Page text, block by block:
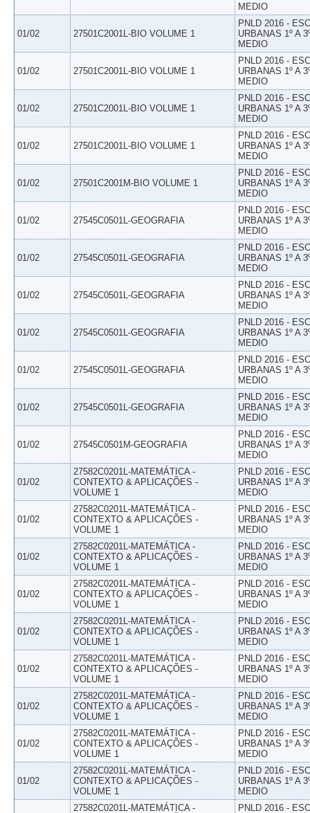
MEDIO
01/02 27501C2001L-BIO VOLUME 1
PNLD 2016 -
URBANAS 1º A
MEDIO
01/02 27501C2001L-BIO VOLUME 1
PNLD 2016 -
URBANAS 1º A
MEDIO
01/02 27501C2001L-BIO VOLUME 1
PNLD 2016 -
URBANAS 1º A
MEDIO
01/02 27501C2001L-BIO VOLUME 1
PNLD 2016 -
URBANAS 1º A
MEDIO
01/02 27501C2001M-BIO VOLUME 1
PNLD 2016 -
URBANAS 1º A
MEDIO
01/02 27545C0501L-GEOGRAFIA
PNLD 2016 -
URBANAS 1º A
MEDIO
01/02 27545C0501L-GEOGRAFIA
PNLD 2016 -
URBANAS 1º A
MEDIO
01/02 27545C0501L-GEOGRAFIA
PNLD 2016 -
URBANAS 1º A
MEDIO
01/02 27545C0501L-GEOGRAFIA
PNLD 2016 -
URBANAS 1º A
MEDIO
01/02 27545C0501L-GEOGRAFIA
PNLD 2016 -
URBANAS 1º A
MEDIO
01/02 27545C0501L-GEOGRAFIA
PNLD 2016 -
URBANAS 1º A
MEDIO
01/02 27545C0501M-GEOGRAFIA
PNLD 2016 -
URBANAS 1º A
MEDIO
01/02
27582C0201L-MATEMÁTICA -
CONTEXTO & APLICAÇÕES -
VOLUME 1
PNLD 2016 -
URBANAS 1º A
MEDIO
01/02
27582C0201L-MATEMÁTICA -
CONTEXTO & APLICAÇÕES -
VOLUME 1
PNLD 2016 -
URBANAS 1º A
MEDIO
01/02
27582C0201L-MATEMÁTICA -
CONTEXTO & APLICAÇÕES -
VOLUME 1
PNLD 2016 -
URBANAS 1º A
MEDIO
01/02
27582C0201L-MATEMÁTICA -
CONTEXTO & APLICAÇÕES -
VOLUME 1
PNLD 2016 -
URBANAS 1º A
MEDIO
01/02
27582C0201L-MATEMÁTICA -
CONTEXTO & APLICAÇÕES -
VOLUME 1
PNLD 2016 -
URBANAS 1º A
MEDIO
01/02
27582C0201L-MATEMÁTICA -
CONTEXTO & APLICAÇÕES -
VOLUME 1
PNLD 2016 -
URBANAS 1º A
MEDIO
01/02
27582C0201L-MATEMÁTICA -
CONTEXTO & APLICAÇÕES -
VOLUME 1
PNLD 2016 -
URBANAS 1º A
MEDIO
01/02
27582C0201L-MATEMÁTICA -
CONTEXTO & APLICAÇÕES -
VOLUME 1
PNLD 2016 -
URBANAS 1º A
MEDIO
01/02
27582C0201L-MATEMÁTICA -
CONTEXTO & APLICAÇÕES -
VOLUME 1
PNLD 2016 -
URBANAS 1º A
MEDIO
27582C0201L-MATEMÁTICA -
PNLD 2016 -